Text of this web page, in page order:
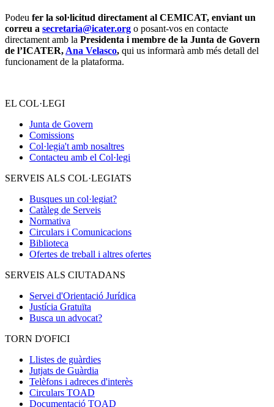
Podeu fer la sol·licitud directament al CEMICAT, enviant un
correu a secretaria@icater.org o posant-vos en contacte
directament amb la Presidenta i membre de la Junta de Govern
de l’ICATER, Ana Velasco, qui us informarà amb més detall del
funcionament de la plataforma.
EL COL·LEGI
Junta de Govern
Comissions
Col·legia't amb nosaltres
Contacteu amb el Col·legi
SERVEIS ALS COL·LEGIATS
Busques un col·legiat?
Catàleg de Serveis
Normativa
Circulars i Comunicacions
Biblioteca
Ofertes de treball i altres ofertes
SERVEIS ALS CIUTADANS
Servei d'Orientació Jurídica
Justícia Gratuïta
Busca un advocat?
TORN D'OFICI
Llistes de guàrdies
Jutjats de Guàrdia
Telèfons i adreces d'interès
Circulars TOAD
Documentació TOAD